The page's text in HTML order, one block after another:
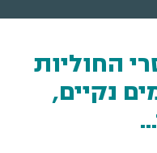
החוליות
נקיים,